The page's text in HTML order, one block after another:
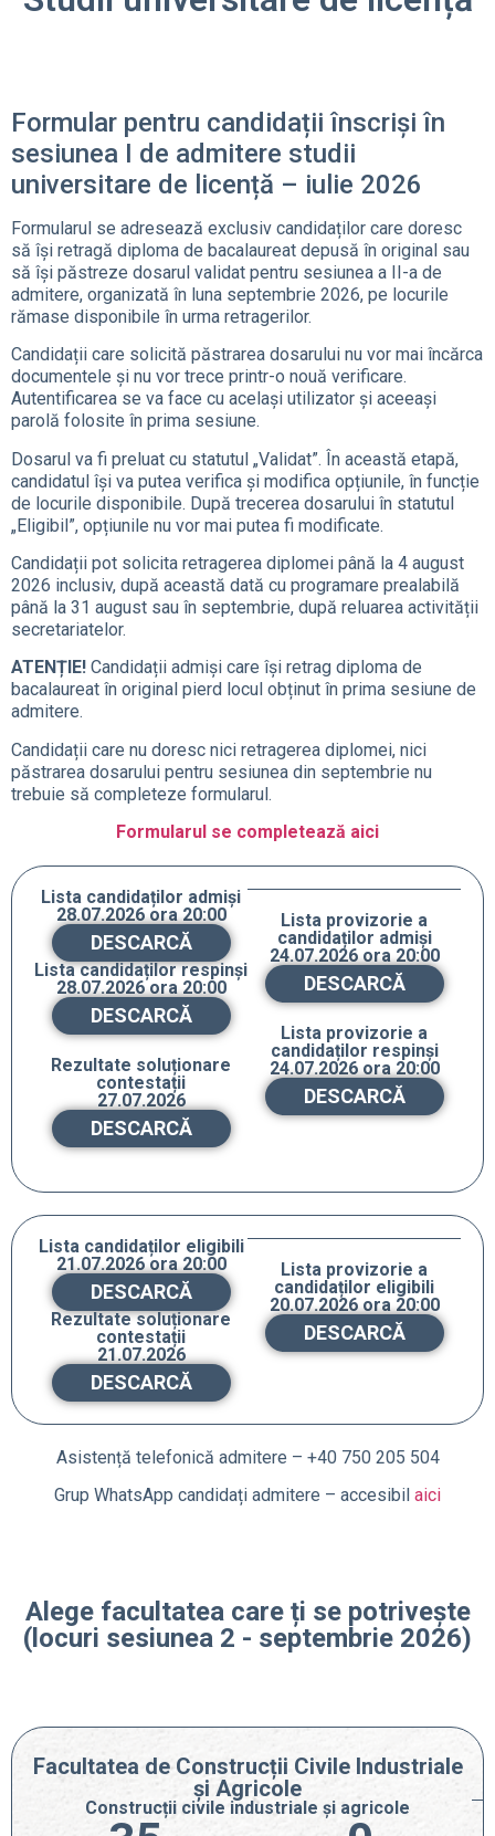
Formular pentru candidații înscriși în
sesiunea I de admitere studii
universitare de licență – iulie 2026
Formularul se adresează exclusiv candidaților care doresc
să își retragă diploma de bacalaureat depusă în original sau
să își păstreze dosarul validat pentru sesiunea a II-a de
admitere, organizată în luna septembrie 2026, pe locurile
rămase disponibile în urma retragerilor.
Candidații care solicită păstrarea dosarului nu vor mai încărca
documentele și nu vor trece printr-o nouă verificare.
Autentificarea se va face cu același utilizator și aceeași
parolă folosite în prima sesiune.
Dosarul va fi preluat cu statutul „Validat”. În această etapă,
candidatul își va putea verifica și modifica opțiunile, în funcție
de locurile disponibile. După trecerea dosarului în statutul
„Eligibil”, opțiunile nu vor mai putea fi modificate.
Candidații pot solicita retragerea diplomei până la 4 august
2026 inclusiv, după această dată cu programare prealabilă
până la 31 august sau în septembrie, după reluarea activității
secretariatelor.
ATENȚIE! Candidații admiși care își retrag diploma de
bacalaureat în original pierd locul obținut în prima sesiune de
admitere.
Candidații care nu doresc nici retragerea diplomei, nici
păstrarea dosarului pentru sesiunea din septembrie nu
trebuie să completeze formularul.
Formularul se completează aici
Lista candidaților admiși
28.07.2026 ora 20:00
DESCARCĂ
Lista candidaților respinși
28.07.2026 ora 20:00
DESCARCĂ
Rezultate soluționare
contestații
27.07.2026
DESCARCĂ
Lista provizorie a
candidaților admiși
24.07.2026 ora 20:00
DESCARCĂ
Lista provizorie a
candidaților respinși
24.07.2026 ora 20:00
DESCARCĂ
Lista candidaților eligibili
21.07.2026 ora 20:00
DESCARCĂ
Rezultate soluționare
contestații
21.07.2026
DESCARCĂ
Lista provizorie a
candidaților eligibili
20.07.2026 ora 20:00
DESCARCĂ
Asistență telefonică admitere – +40 750 205 504
Grup WhatsApp candidați admitere – accesibil aici
Alege facultatea care ți se potrivește
(locuri sesiunea 2 - septembrie 2026)
Facultatea de Construcții Civile Industriale
și Agricole
Construcții civile industriale și agricole